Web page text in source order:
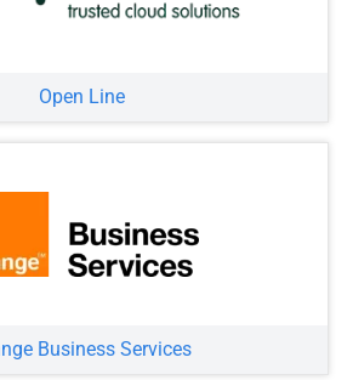
Open Line
Business Services